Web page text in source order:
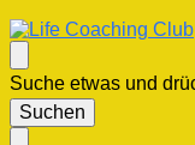
Life Coaching Club
Für Deine
Suchst
du
nach
Suche etwas und